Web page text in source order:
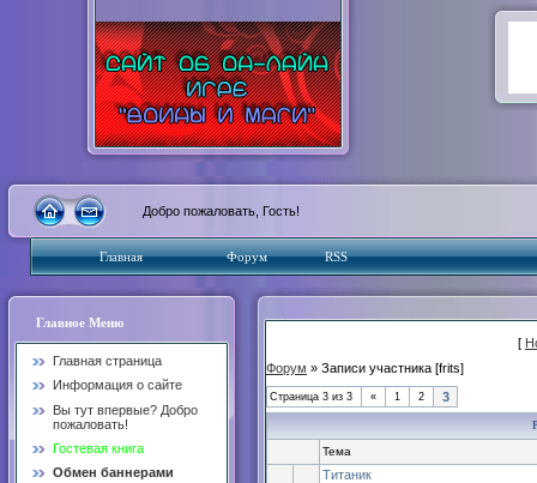
Добро пожаловать, Гость!
Главная Форум RSS
Главное Меню
Главная страница
Информация о сайте
Вы тут впервые? Добро
пожаловать!
Гостевая книга
Обмен баннерами
[
Форум » Записи участника [frits]
Страница 3 из 3 « 1 2 3
Тема
Титаник